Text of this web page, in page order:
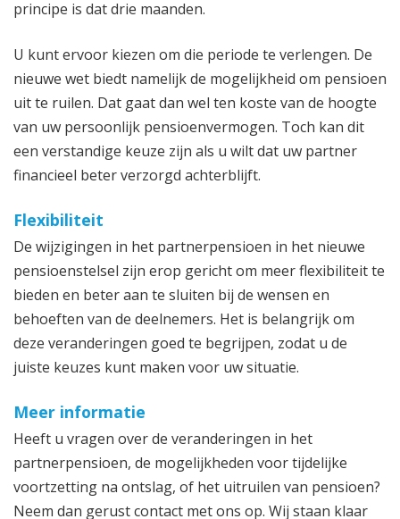
principe is dat drie maanden.
U kunt ervoor kiezen om die periode te verlengen. De
nieuwe wet biedt namelijk de mogelijkheid om pensioen
uit te ruilen. Dat gaat dan wel ten koste van de hoogte
van uw persoonlijk pensioenvermogen. Toch kan dit
een verstandige keuze zijn als u wilt dat uw partner
financieel beter verzorgd achterblijft.
Flexibiliteit
De wijzigingen in het partnerpensioen in het nieuwe
pensioenstelsel zijn erop gericht om meer flexibiliteit te
bieden en beter aan te sluiten bij de wensen en
behoeften van de deelnemers. Het is belangrijk om
deze veranderingen goed te begrijpen, zodat u de
juiste keuzes kunt maken voor uw situatie.
Meer informatie
Heeft u vragen over de veranderingen in het
partnerpensioen, de mogelijkheden voor tijdelijke
voortzetting na ontslag, of het uitruilen van pensioen?
Neem dan gerust contact met ons op. Wij staan klaar